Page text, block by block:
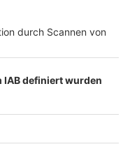
Impressum